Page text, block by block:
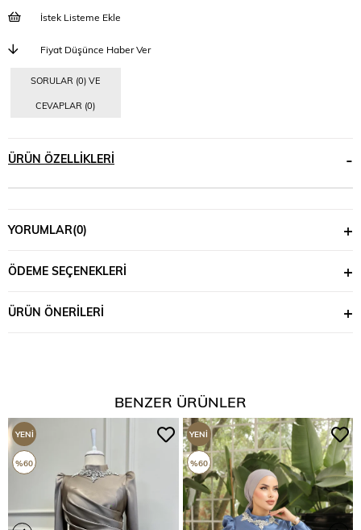
İstek Listeme Ekle
Fiyat Düşünce Haber Ver
SORULAR (0) VE
CEVAPLAR (0)
ÜRÜN ÖZELLIKLERI
YORUMLAR(0)
ÖDEME SEÇENEKLERI
ÜRÜN ÖNERILERI
BENZER ÜRÜNLER
YENI
ÜRÜN
%60
YENI
ÜRÜN
%60